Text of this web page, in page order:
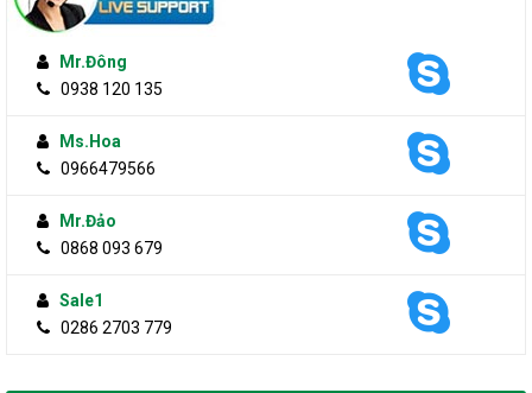
Mr.Đông
0938 120 135
Ms.Hoa
0966479566
Mr.Đảo
0868 093 679
Sale1
0286 2703 779